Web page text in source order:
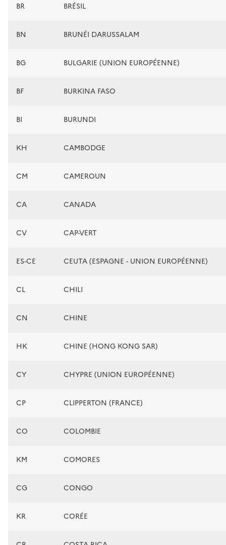
BR BRÉSIL
BN BRUNÉI DARUSSALAM
BG BULGARIE (UNION EUROPÉENNE)
BF BURKINA FASO
BI BURUNDI
KH CAMBODGE
CM CAMEROUN
CA CANADA
CV CAP-VERT
ES-CE CEUTA (ESPAGNE - UNION EUROPÉENNE)
CL CHILI
CN CHINE
HK CHINE (HONG KONG SAR)
CY CHYPRE (UNION EUROPÉENNE)
CP CLIPPERTON (FRANCE)
CO COLOMBIE
KM COMORES
CG CONGO
KR CORÉE